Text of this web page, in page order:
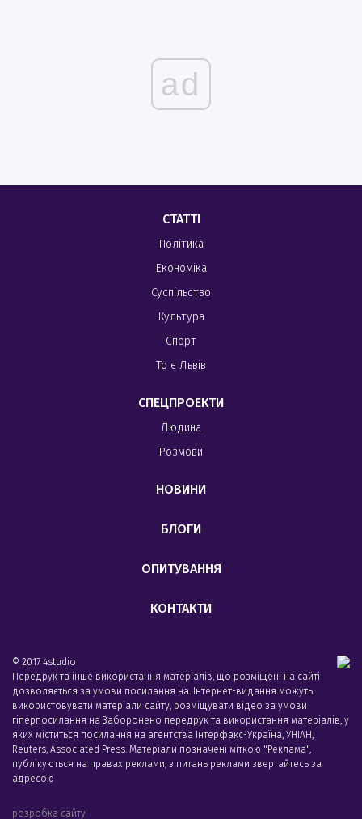
ad
СТАТТІ
Політика
Економіка
Суспільство
Культура
Спорт
То є Львів
СПЕЦПРОЕКТИ
Людина
Розмови
НОВИНИ
БЛОГИ
ОПИТУВАННЯ
КОНТАКТИ
© 2017 4studio
Передрук та інше використання матеріалів, що розміщені на сайті
дозволяється за умови посилання на. Інтернет-видання можуть
використовувати матеріали сайту, розміщувати відео за умови
гіперпосилання на Заборонено передрук та використання матеріалів, у
яких міститься посилання на агентства Iнтерфакс-Україна, УНIАН,
Reuters, Associated Press. Матеріали позначені міткою "Реклама",
публікуються на правах реклами, з питань реклами звертайтесь за
адресою
розробка сайту